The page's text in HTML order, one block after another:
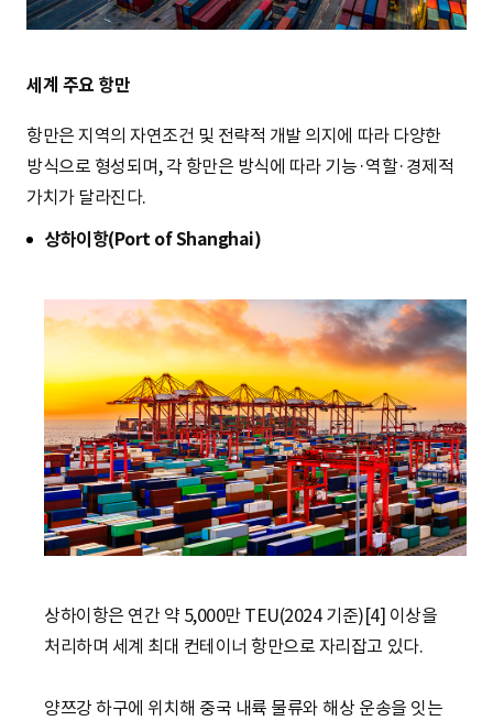
세계 주요 항만
항만은 지역의 자연조건 및 전략적 개발 의지에 따라 다양한
방식으로 형성되며, 각 항만은 방식에 따라 기능·역할·경제적
가치가 달라진다.
상하이항(Port of Shanghai)
상하이항은 연간 약 5,000만 TEU(2024 기준)[4] 이상을
처리하며 세계 최대 컨테이너 항만으로 자리잡고 있다.
양쯔강 하구에 위치해 중국 내륙 물류와 해상 운송을 잇는